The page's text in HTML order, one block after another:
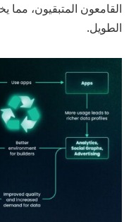
القامعون المتبقيون،
الطويل.